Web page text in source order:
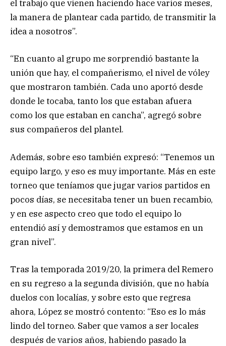
el trabajo que vienen haciendo hace varios meses,
la manera de plantear cada partido, de transmitir la
idea a nosotros”.
“En cuanto al grupo me sorprendió bastante la
unión que hay, el compañerismo, el nivel de vóley
que mostraron también. Cada uno aportó desde
donde le tocaba, tanto los que estaban afuera
como los que estaban en cancha”, agregó sobre
sus compañeros del plantel.
Además, sobre eso también expresó: “Tenemos un
equipo largo, y eso es muy importante. Más en este
torneo que teníamos que jugar varios partidos en
pocos días, se necesitaba tener un buen recambio,
y en ese aspecto creo que todo el equipo lo
entendió así y demostramos que estamos en un
gran nivel”.
Tras la temporada 2019/20, la primera del Remero
en su regreso a la segunda división, que no había
duelos con localías, y sobre esto que regresa
ahora, López se mostró contento: “Eso es lo más
lindo del torneo. Saber que vamos a ser locales
después de varios años, habiendo pasado la